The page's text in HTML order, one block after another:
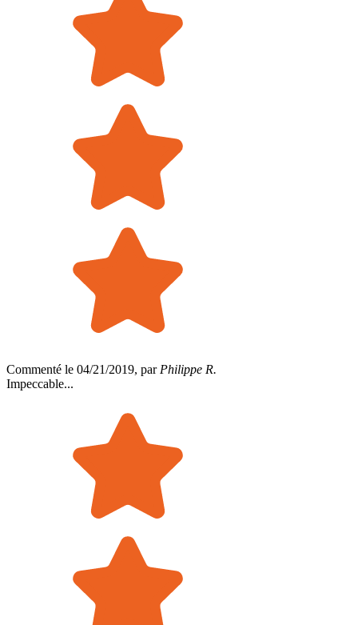
Commenté le 04/21/2019, par Philippe R.
Impeccable...